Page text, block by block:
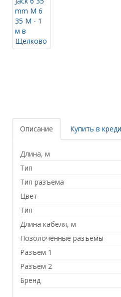
Описание Купить в
Длина, м
Тип
Тип разъема
Цвет
Тип
Длина кабеля, м
Позолоченные разъемы
Разъем 1
Разъем 2
Бренд